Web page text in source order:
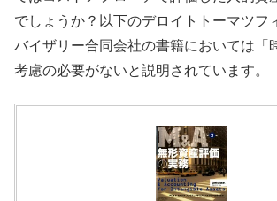
でしょうか？以下のデロイトトーマツフ
バイザリー合同会社の書籍においては「
考慮の必要がないと説明されています。